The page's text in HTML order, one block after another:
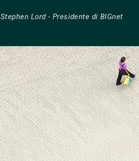
Stephen Lord - Presidente di BIGnet